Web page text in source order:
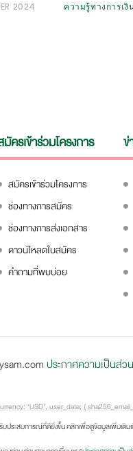
2024 ความรู้ทางการเงิ
ครเข้าร่วมโครงการ
สมัครเข้าร่วมโครงการ
ช่องทางการสมัคร
ช่องทางการส่งเอกสาร
ดาวน์โหลดใบสมัคร
คำถามที่พบบ่อย
ข่
ประกาศความเป็นส่ว
บประสบการณ์ที่ดียิ่งขึ้น คลิกเพื่อดูข้อมูลเพิ่มเติม
'USD', user_data: {
address: {
city: 'City Town', region: